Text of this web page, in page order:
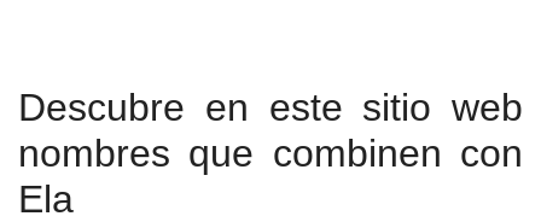
Descubre en este sitio web
nombres que combinen con
Ela